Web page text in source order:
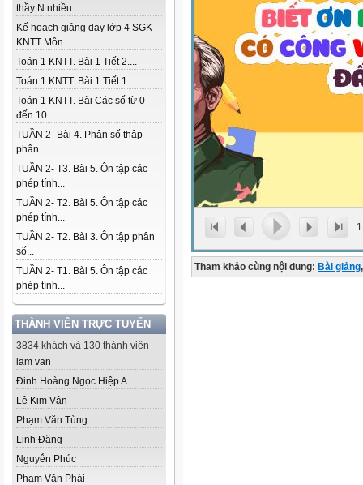
thầy N nhiều...
Kế hoạch giảng dạy lớp 4 SGK -
KNTT Môn...
Toán 1 KNTT. Bài 1 Tiết 2....
Toán 1 KNTT. Bài 1 Tiết 1....
Toán 1 KNTT. Bài Các số từ 0
đến 10...
TUẦN 2- Bài 4. Phân số thập
phân...
TUẦN 2- T3. Bài 5. Ôn tập các
phép tính...
TUẦN 2- T2. Bài 5. Ôn tập các
phép tính...
TUẦN 2- T2. Bài 3. Ôn tập phân
số...
TUẦN 2- T1. Bài 5. Ôn tập các
phép tính...
THÀNH VIÊN TRỰC TUYẾN
3834 khách và 130 thành viên
lam van
Đinh Hoàng Ngọc Hiệp A
Lê Kim Vân
Phạm Văn Tùng
Linh Đặng
Nguyễn Phúc
Phạm Văn Phái
1
Tham khảo cùng nội dung: Bài giảng,